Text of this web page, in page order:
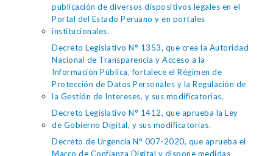
publicación de diversos dispositivos legales en el
Portal del Estado Peruano y en portales
institucionales.
Decreto Legislativo N° 1353, que crea la Autoridad
Nacional de Transparencia y Acceso a la
Información Pública, fortalece el Régimen de
Protección de Datos Personales y la Regulación de
la Gestión de Intereses, y sus modificatorias.
Decreto Legislativo N° 1412, que aprueba la Ley
de Gobierno Digital, y sus modificatorias.
Decreto de Urgencia N° 007-2020, que aprueba el
Marco de Confianza Digital y dispone medidas